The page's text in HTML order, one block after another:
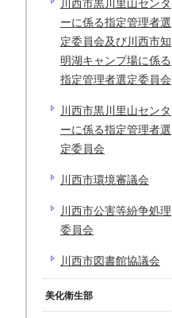
川西市黒川里山センタ
ーに係る指定管理者選
定委員会及び川西市知
明湖キャンプ場に係る
指定管理者選定委員会
川西市黒川里山センタ
ーに係る指定管理者選
定委員会
川西市環境審議会
川西市公害等紛争処理
委員会
川西市図書館協議会
美化衛生部